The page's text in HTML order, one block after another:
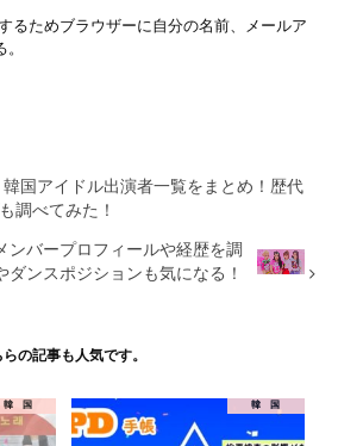
るためブラウザーに自分の名前、メールア
韓国アイドル出演者一覧をまとめ！歴代
調べてみた！
ンバープロフィールや経歴を調
ダンスポジションも気になる！
らの記事も人気です。
韓 国 韓 国